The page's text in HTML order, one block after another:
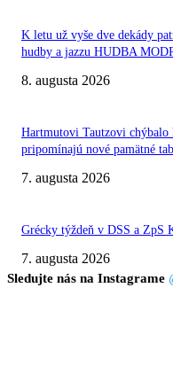
K letu už vyše dve dekády
hudby a jazzu HUDBA
8. augusta 2026
Hartmutovi Tautzovi
pripomínajú nové pamätné
7. augusta 2026
Grécky týždeň v DSS a ZpS
7. augusta 2026
Sledujte nás na Instagrame